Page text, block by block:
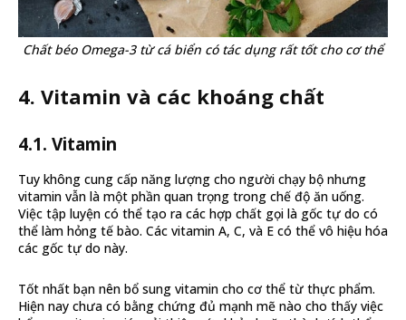
Chất béo Omega-3 từ cá biển có tác dụng rất tốt cho cơ thể
4. Vitamin và các khoáng chất
4.1. Vitamin
Tuy không cung cấp năng lượng cho người chạy bộ nhưng
vitamin vẫn là một phần quan trọng trong chế độ ăn uống.
Việc tập luyện có thể tạo ra các hợp chất gọi là gốc tự do có
thể làm hỏng tế bào. Các vitamin A, C, và E có thể vô hiệu hóa
các gốc tự do này.
Tốt nhất bạn nên bổ sung vitamin cho cơ thể từ thực phẩm.
Hiện nay chưa có bằng chứng đủ mạnh mẽ nào cho thấy việc